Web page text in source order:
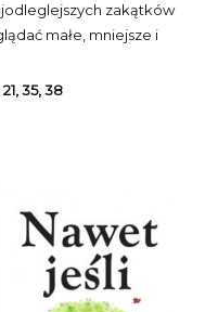
zakątków
małe, mniejsze i
21, 35, 38